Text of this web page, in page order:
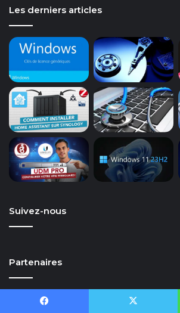
Les derniers articles
Suivez-nous
Partenaires
Blogmotion